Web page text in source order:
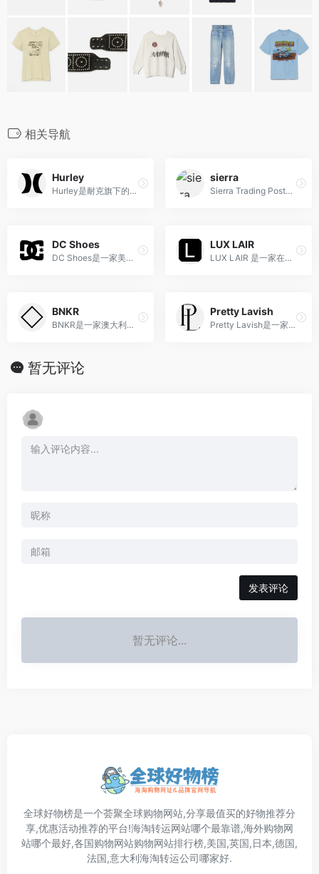
相关导航
Hurley
Hurley是耐克旗下的潮流服装品牌，融合冲浪、滑板与街头文化，提供独特时尚的服饰和配件。
sierra
Sierra Trading Post是美国知名户外用品畅销中心，是户外发烧友朋友喜爱的户外产品网站
DC Shoes
DC Shoes是一家美国潮流服饰和滑板鞋品牌，以其与极限运动文化的密切联系和高品质产品而备受年轻人喜爱。
LUX LAIR
LUX LAIR 是一家在线低价奢侈品零售商，专门从事正宗的设计师手袋、服装、鞋子和配饰。
BNKR
BNKR是一家澳大利亚时尚零售商，以引领潮流、提供高品质设计师品牌的时尚单品而著称。
Pretty Lavish
Pretty Lavish是一家源自英国的时尚品牌，以其精致女性的时尚单品和独特设计风格而备受喜爱。
暂无评论
发表评论
暂无评论...
全球好物榜是一个荟聚全球购物网站,分享最值买的好物推荐分
享,优惠活动推荐的平台!海淘转运网站哪个最靠谱,海外购物网
站哪个最好,各国购物网站购物网站排行榜,美国,英国,日本,德国,
法国,意大利海淘转运公司哪家好.